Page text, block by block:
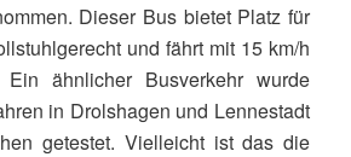
Dieser Bus bietet Platz für
und fährt mit 15 km/h
Ein ähnlicher Busverkehr wurde
in Drolshagen und Lennestadt
getestet. Vielleicht ist das die